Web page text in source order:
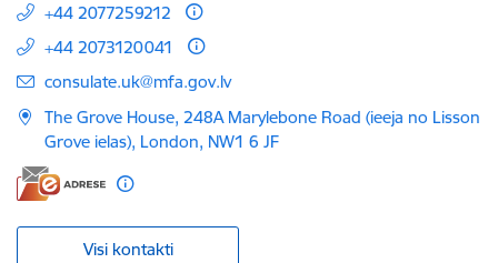
+44 2077259212
+44 2073120041
E-pasts:
consulate.uk@mfa.gov.lv
The Grove House, 248A Marylebone Road (ieeja no Lisson
Grove ielas), London, NW1 6 JF
Visi kontakti